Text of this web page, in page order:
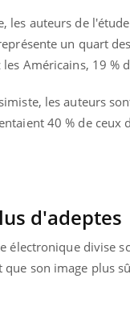
les auteurs de
un quart
Américains, 19 %
les auteurs
40 % de ceux
d'adeptes
électronique divise
que son image plus